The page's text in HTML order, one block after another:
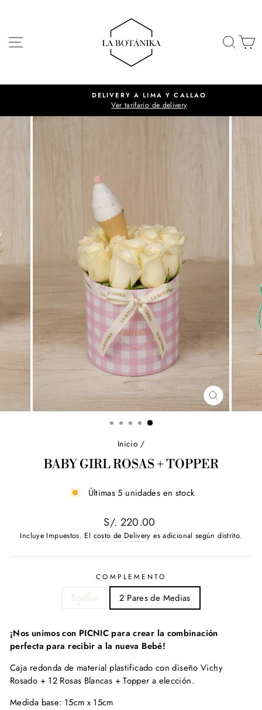
contenido
diapositivas
DELIVERY A LIMA Y CALLAO
Ver tarifario de delivery
CERRAR
(ESC)
Inicio /
BABY GIRL ROSAS + TOPPER
Últimas 5 unidades en stock
Precio
habitual
S/. 220.00
Incluye Impuestos. El costo de Delivery es adicional según distrito.
COMPLEMENTO
Sonaja 2 Pares de Medias
¡Nos unimos con PICNIC para crear la combinación
perfecta para recibir a la nueva Bebé!
Caja redonda de material plastificado con diseño Vichy
Rosado + 12 Rosas Blancas + Topper a elección.
Medida base: 15cm x 15cm